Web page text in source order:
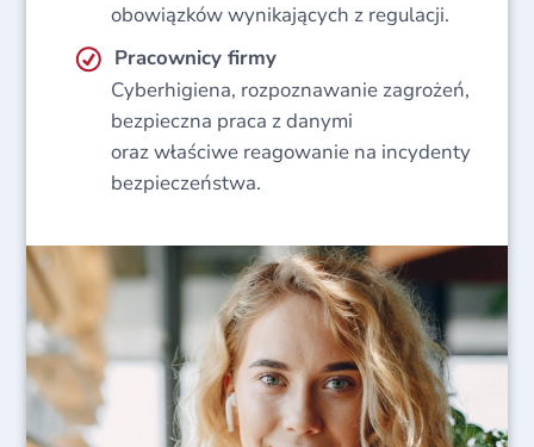
obowiązków wynikających z regulacji.
Pracownicy firmy
Cyberhigiena, rozpoznawanie zagrożeń,
bezpieczna praca z danymi
oraz właściwe reagowanie na incydenty
bezpieczeństwa.